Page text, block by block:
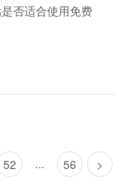
否适合使用免费
52 ... 56 >